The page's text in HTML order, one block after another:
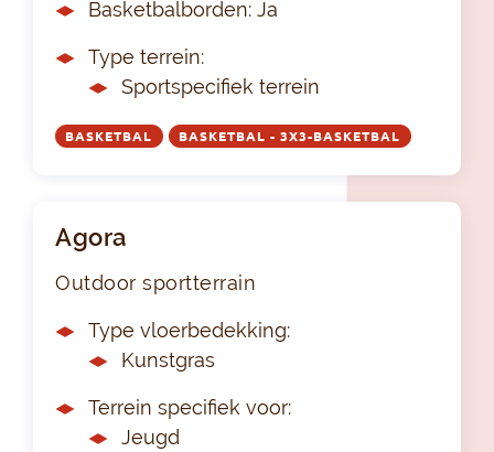
Basketbalborden: Ja
Type terrein:
Sportspecifiek terrein
BASKETBAL BASKETBAL - 3X3-BASKETBAL
Agora
Outdoor sportterrain
Type vloerbedekking:
Kunstgras
Terrein specifiek voor:
Jeugd